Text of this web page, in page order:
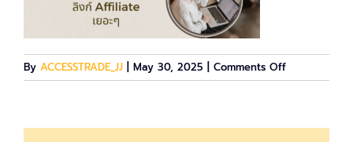
By ACCESSTRADE_JJ May 30, 2025 Comments Offon
เขียน